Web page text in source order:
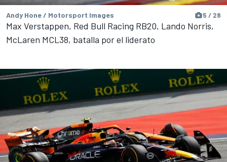
Andy Hone / Motorsport Images 5 / 28
Max Verstappen, Red Bull Racing RB20, Lando Norris,
McLaren MCL38, batalla por el liderato